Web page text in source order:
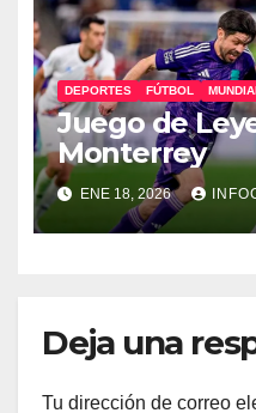
DEPORTES FÚTBOL
Juego de
Monterrey
ENE 18, 2026
Deja una
Tu dirección de correo